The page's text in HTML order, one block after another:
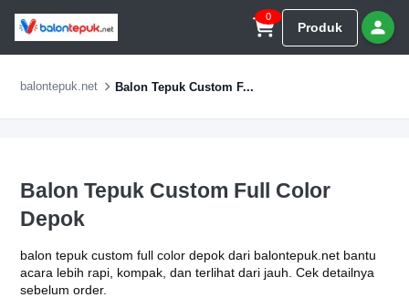
0
Produk
balontepuk.net Balon Tepuk Custom F...
Balon Tepuk Custom Full Color
Depok
balon tepuk custom full color depok dari balontepuk.net bantu
acara lebih rapi, kompak, dan terlihat dari jauh. Cek detailnya
sebelum order.